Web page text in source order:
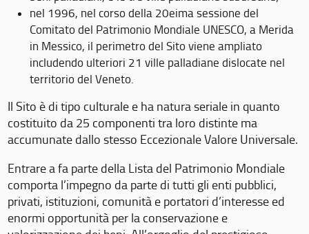
nel 1996, nel corso della 20eima sessione del
Comitato del Patrimonio Mondiale UNESCO, a Merida
in Messico, il perimetro del Sito viene ampliato
includendo ulteriori 21 ville palladiane dislocate nel
territorio del Veneto.
Il Sito è di tipo culturale e ha natura seriale in quanto
costituito da 25 componenti tra loro distinte ma
accumunate dallo stesso Eccezionale Valore Universale.
Entrare a fa parte della Lista del Patrimonio Mondiale
comporta l’impegno da parte di tutti gli enti pubblici,
privati, istituzioni, comunità e portatori d’interesse ed
enormi opportunità per la conservazione e